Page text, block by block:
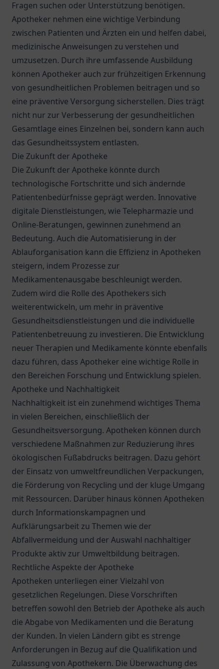
Fragen suchen oder Unterstützung benötigen.
Apotheker nehmen eine wichtige Verbindung
zwischen Patienten und Ärzten ein und helfen dabei,
medizinische Anweisungen zu verstehen und
umzusetzen. Durch ihre umfassende Ausbildung
können Apotheker auch zur frühzeitigen Erkennung
von gesundheitlichen Problemen beitragen und so
eine präventive Versorgung sicherstellen. Dies trägt
nicht nur zur Verbesserung der gesundheitlichen
Gesamtlage eines Einzelnen bei, sondern kann auch
das Gesundheitssystem entlasten.
Die Zukunft der Apotheke
Die Zukunft der Apotheke könnte durch
technologische Fortschritte und sich ändernde
Patientenbedürfnisse geprägt werden. Innovative
digitale Dienstleistungen, wie Telepharmazie und
Online-Beratungen, gewinnen zunehmend an
Bedeutung. Auch die Automatisierung in der
Ablauforganisation kann die Effizienz in Apotheken
steigern, indem Prozesse zur
Medikamentenausgabe beschleunigt werden.
Zudem wird die Rolle des Apothekers sich
weiterentwickeln, um mehr in präventive
Gesundheitsdienstleistungen und die individuelle
Patientenbetreuung zu investieren. Die Entwicklung
neuer Therapien und Medikamente könnte ebenfalls
dazu führen, dass Apotheker eine wichtige Rolle in
den Bereichen Forschung und Entwicklung spielen.
Apotheke und Nachhaltigkeit
Nachhaltigkeit ist ein zunehmend wichtiges Thema
in vielen Bereichen, einschließlich der
Gesundheitsversorgung. Apotheken können durch
verschiedene Maßnahmen zur Reduzierung ihres
ökologischen Fußabdrucks beitragen. Dazu gehört
der Einsatz von umweltfreundlichen Verpackungen,
die Förderung von Recycling und der kluge Umgang
mit Ressourcen. Darüber hinaus können Apotheken
durch Informationskampagnen und
Aufklärungsarbeit zu Themen wie der
Abfallvermeidung und der Auswahl nachhaltiger
Produkte aktiv zur Umweltbildung beitragen.
Rechtliche Aspekte der Apotheke
Apotheken unterliegen einer Vielzahl von
gesetzlichen Regelungen. Diese Vorschriften
betreffen sowohl den Betrieb der Apotheke als auch
die Abgabe von Medikamenten und die Beratung
der Kunden. In vielen Ländern gibt es strenge
Anforderungen in Bezug auf die Qualifikation und
Zulassung von Apothekern. Die Überwachung des